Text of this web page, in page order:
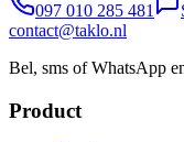
097 010 285 481
contact@taklo.nl
Bel, sms of WhatsApp
Product